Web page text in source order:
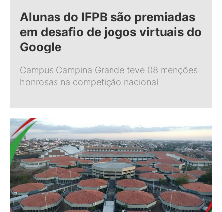
Alunas do IFPB são premiadas
em desafio de jogos virtuais do
Google
Campus Campina Grande teve 08 menções
honrosas na competição nacional